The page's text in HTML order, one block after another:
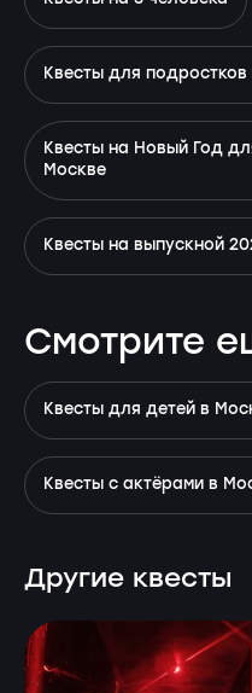
Квесты для
Квесты на Новый Год
Москве
Квесты на выпускной
Смотрите
Квесты для детей в
Квесты с актёрами в
Другие квесты